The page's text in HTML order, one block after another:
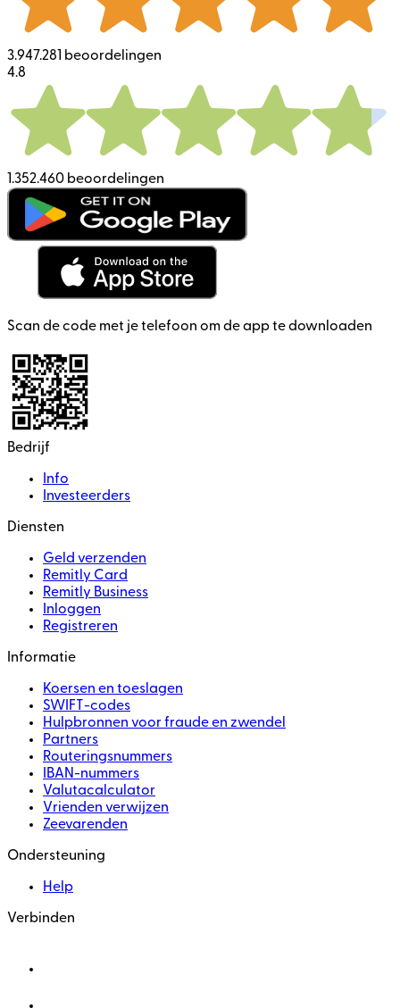
3.947.281 beoordelingen
4.8
1.352.460 beoordelingen
Scan de code met je telefoon om de app te downloaden
Bedrijf
Info
Investeerders
Diensten
Geld verzenden
Remitly Card
Remitly Business
Inloggen
Registreren
Informatie
Koersen en toeslagen
SWIFT-codes
Hulpbronnen voor fraude en zwendel
Partners
Routeringsnummers
IBAN-nummers
Valutacalculator
Vrienden verwijzen
Zeevarenden
Ondersteuning
Help
Verbinden